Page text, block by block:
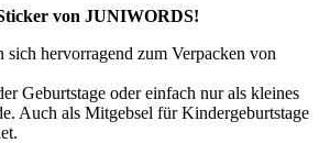
von JUNIWORDS!
sich hervorragend zum Verpacken von
Geburtstage oder einfach nur als kleines
Auch als Mitgebsel für Kindergeburtstage